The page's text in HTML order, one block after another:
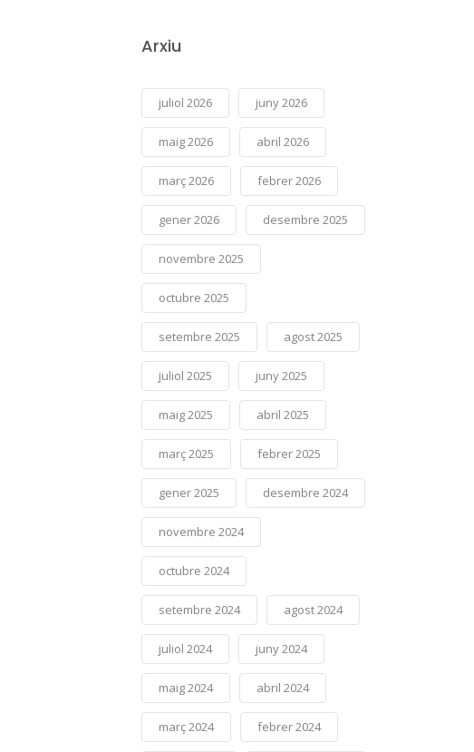
Arxiu
juliol 2026 juny 2026
maig 2026 abril 2026
març 2026 febrer 2026
gener 2026 desembre 2025
novembre 2025
octubre 2025
setembre 2025 agost 2025
juliol 2025 juny 2025
maig 2025 abril 2025
març 2025 febrer 2025
gener 2025 desembre 2024
novembre 2024
octubre 2024
setembre 2024 agost 2024
juliol 2024 juny 2024
maig 2024 abril 2024
març 2024 febrer 2024